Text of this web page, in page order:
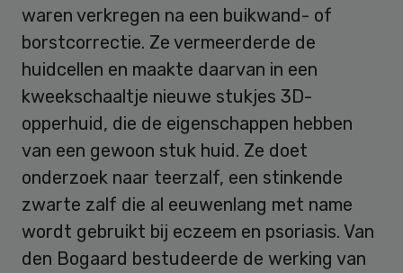
waren verkregen na een buikwand- of
borstcorrectie. Ze vermeerderde de
huidcellen en maakte daarvan in een
kweekschaaltje nieuwe stukjes 3D-
opperhuid, die de eigenschappen hebben
van een gewoon stuk huid. Ze doet
onderzoek naar teerzalf, een stinkende
zwarte zalf die al eeuwenlang met name
wordt gebruikt bij eczeem en psoriasis. Van
den Bogaard bestudeerde de werking van